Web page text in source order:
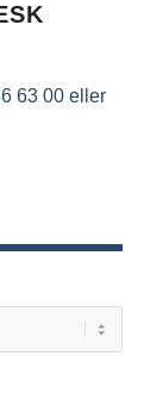
63 00 eller